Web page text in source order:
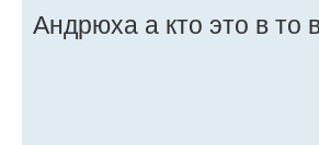
Андрюха а кто это в то